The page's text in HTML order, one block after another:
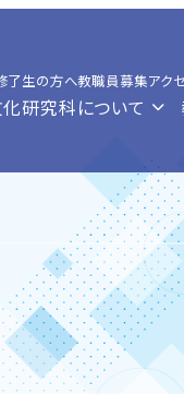
研究科について
了生の方へ教職員募集アク